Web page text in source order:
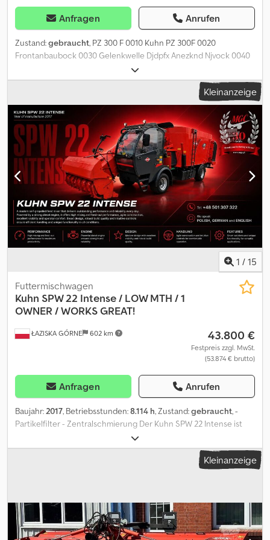
Anfragen Anrufen
Zustand:gebraucht, PZ 300 F 0010 Kuhn PZ 300F 0020
Frontanbaubock 0030 Gelenkwelle Djdpfx Anezknd Njvock 0040
Kleinanzeige
1 / 15
ŁAZISKA GÓRNE 602 km
Futtermischwagen
Kuhn SPW 22 Intense / LOW MTH / 1
OWNER / WORKS GREAT!
43.800 €
Festpreis zzgl. MwSt.
(53.874 € brutto)
Anfragen Anrufen
Baujahr:2017, Betriebsstunden:8.114 h, Zustand:gebraucht, -
Partikelfilter - Zentralschmierung Der Kuhn SPW 22 Intense ist
ein selbstfahrender Futterwagen mit zwei Innenförderschnecken
und einem beeindruckenden Fassungsvermögen von 22
Kubikmetern! Die Maschine stammt aus Erstbesitz und hat
gewünschte Adresse – kontaktieren Sie den Verkäufer für
weitere Informationen. Die Maschine ist sofort einsatzbereit und
ideal für mittlere und große landwirtschaftliche Betriebe, die eine
Kleinanzeige